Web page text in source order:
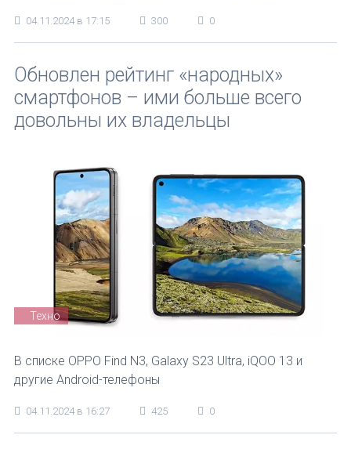
04.11.2024 в 17:15 300 0
Обновлен рейтинг «народных»
смартфонов – ими больше всего
довольны их владельцы
Техно
В списке OPPO Find N3, Galaxy S23 Ultra, iQOO 13 и
другие Android-телефоны
04.11.2024 в 16:27 425 0